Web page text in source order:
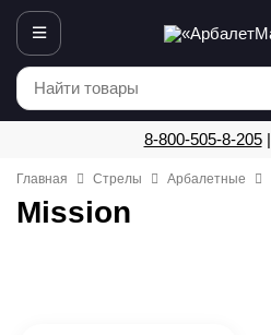
8-800-505-8-205|
Главная Стрелы Арбалетные
Mission